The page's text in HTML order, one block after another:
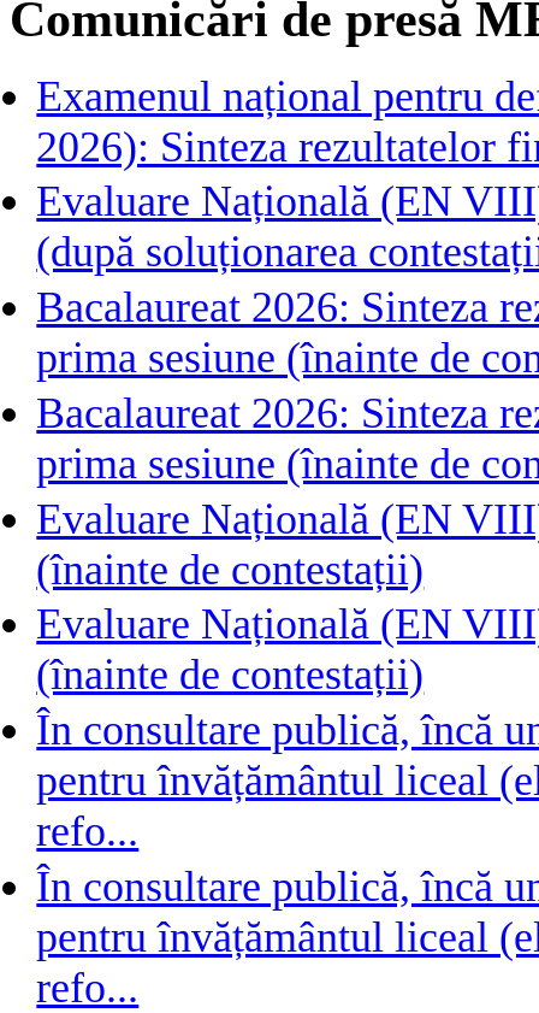
Comunicări de presă
Examenul național pentru
2026): Sinteza rezultatelor
Evaluare Națională (EN
(după soluționarea
Bacalaureat 2026: Sinteza
prima sesiune (înainte de
Bacalaureat 2026: Sinteza
prima sesiune (înainte de
Evaluare Națională (EN
(înainte de contestații)
Evaluare Națională (EN
(înainte de contestații)
În consultare publică, încă
pentru învățământul liceal
refo...
În consultare publică, încă
pentru învățământul liceal
refo...